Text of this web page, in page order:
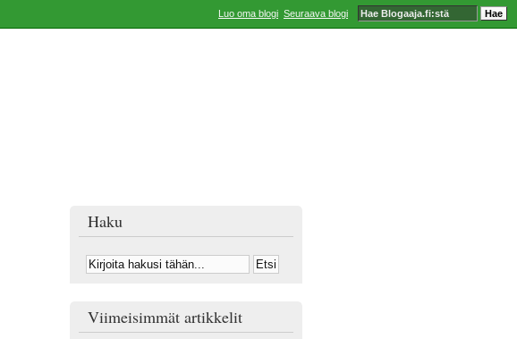
Haku
Viimeisimmät artikkelit
Luo oma blogi Seuraava blogi